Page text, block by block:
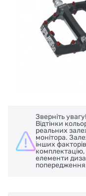
Зверніть увагу!
Відтінки
реальних
монітора.
інших
комплектацію,
елементи